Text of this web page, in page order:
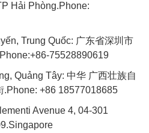
Hải Phòng.Phone:
Trung Quốc: 广东省深圳市
75528890619
Quảng Tây: 中华 广西壮族自
+86 18577018685
Avenue 4, 04-301